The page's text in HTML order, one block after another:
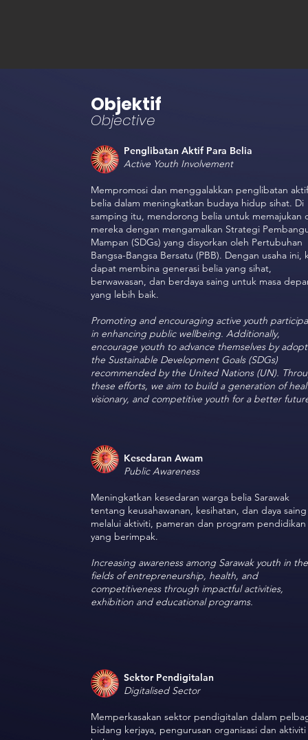
Objektif
Objective
Penglibatan Aktif Para Belia
Active Youth Involvement
Mempromosi dan menggalakkan penglibatan aktif
belia dalam meningkatkan budaya hidup sihat. Di
samping itu, mendorong belia untuk memajukan
mereka dengan mengamalkan Strategi
Mampan (SDGs) yang disyorkan oleh Pertubuhan
Bangsa-Bangsa Bersatu (PBB). Dengan usaha ini,
dapat membina generasi belia yang sihat,
berwawasan, dan berdaya saing untuk masa
yang lebih baik.
Promoting and encouraging active youth
in enhancing public wellbeing. Additionally,
encourage youth to advance themselves by
the Sustainable Development Goals (SDGs)
recommended by the United Nations (UN).
these efforts, we aim to build a generation of
visionary, and competitive youth for a better
Kesedaran Awam
Public Awareness
Meningkatkan kesedaran warga belia Sarawak
tentang keusahawanan, kesihatan, dan daya saing
melalui aktiviti, pameran dan program pendidikan
yang berimpak.
Increasing awareness among Sarawak youth in the
fields of entrepreneurship, health, and
competitiveness through impactful activities,
exhibition and educational programs.
Sektor Pendigitalan
Digitalised Sector
Memperkasakan sektor pendigitalan dalam
bidang kerjaya, pengurusan organisasi dan aktiviti